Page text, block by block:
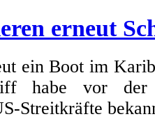
erneut
ein Boot im
habe vor der
Streitkräfte